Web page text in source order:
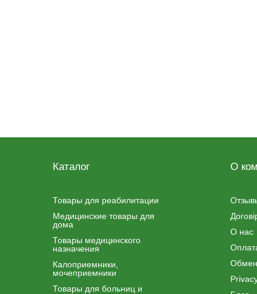
Каталог
Товары для реабилитации
Медицинские товары для
дома
Товары медицинского
назначения
Калоприемники,
мочеприемники
Товары для больниц и
О
О нас
Обмен